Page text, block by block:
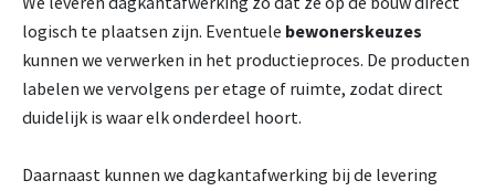
logisch te plaatsen zijn. Eventuele bewonerskeuzes
kunnen we verwerken in het productieproces. De producten
labelen we vervolgens per etage of ruimte, zodat direct
duidelijk is waar elk onderdeel hoort.
Daarnaast kunnen we dagkantafwerking bij de levering